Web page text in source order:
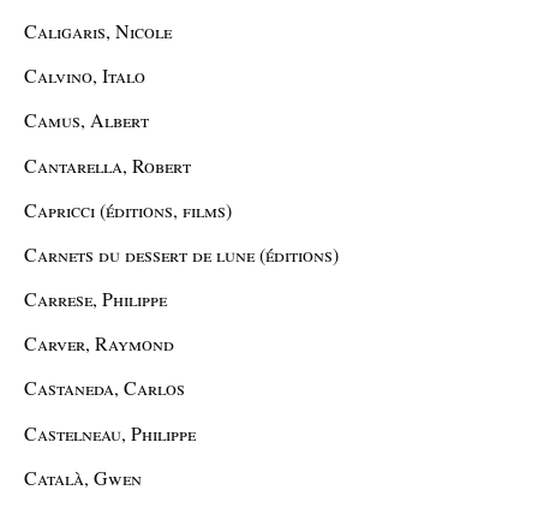
Caligaris, Nicole
Calvino, Italo
Camus, Albert
Cantarella, Robert
Capricci (éditions, films)
Carnets du dessert de lune (éditions)
Carrese, Philippe
Carver, Raymond
Castaneda, Carlos
Castelneau, Philippe
Català, Gwen